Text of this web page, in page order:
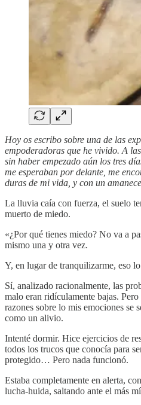
Hoy os escribo sobre una de las
empoderadoras que he vivido. A
sin haber empezado aún los tres
me esperaban por delante, me
duras de mi vida, y con un
La lluvia caía con fuerza, el suelo
muerto de miedo.
«¿Por qué tienes miedo? No va a
mismo una y otra vez.
Y, en lugar de tranquilizarme, eso
Sí, analizado racionalmente, las
malo eran ridículamente bajas.
razones sobre lo mis emociones se
como un alivio.
Intenté dormir. Hice ejercicios de
todos los trucos que conocía para
protegido… Pero nada funcionó.
Estaba completamente en alerta,
lucha-huida, saltando ante el más